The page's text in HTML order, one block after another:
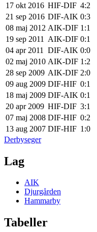
17 okt 2016 HIF-DIF 4:2
21 sep 2016 DIF-AIK 0:3
08 maj 2012 AIK-DIF 1:1
19 sep 2011
AIK-DIF 0:1
04 apr 2011
DIF-AIK 0:0
02 maj 2010 AIK-DIF 1:2
28 sep 2009 AIK-DIF 2:0
09 aug 2009 DIF-HIF 0:1
18 maj 2009 DIF-AIK 0:1
20 apr 2009 HIF-DIF 3:1
07 maj 2008 DIF-HIF 0:2
13 aug 2007 DIF-HIF 1:0
Derbyseger
Lag
AIK
Djurgården
Hammarby
Tabeller